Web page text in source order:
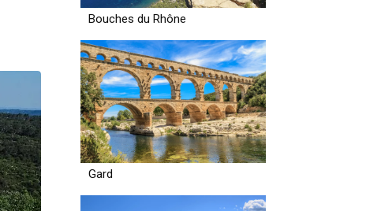
Bouches du Rhône
Gard